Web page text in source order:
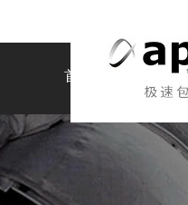
首页 打包带